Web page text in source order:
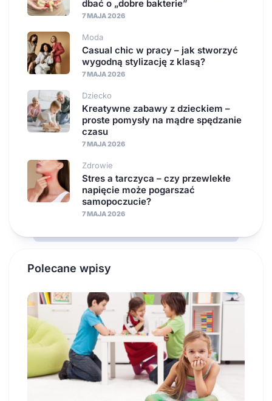
dbać o „dobre bakterie”
7 MAJA 2026
Moda
Casual chic w pracy – jak stworzyć
wygodną stylizację z klasą?
7 MAJA 2026
Dziecko
Kreatywne zabawy z dzieckiem –
proste pomysły na mądre spędzanie
czasu
7 MAJA 2026
Zdrowie
Stres a tarczyca – czy przewlekłe
napięcie może pogarszać
samopoczucie?
7 MAJA 2026
Polecane wpisy